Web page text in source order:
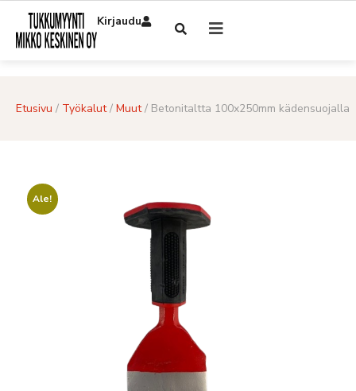
Kirjaudu
Etusivu / Työkalut/ Muut/ Betonitaltta 100x250mm kädensuojalla
Ale!